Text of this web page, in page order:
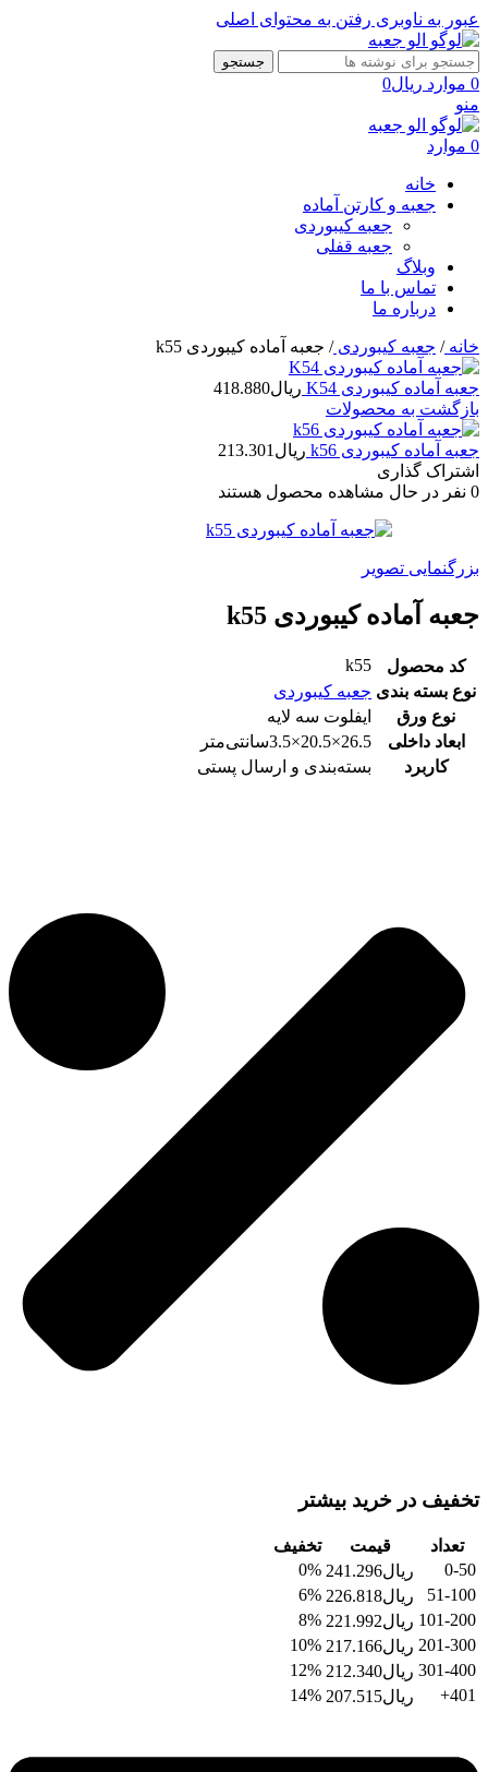
عبور به ناوبری رفتن به محتوای اصلی
جستجو
0 موارد ریال0
منو
0 موارد
خانه
جعبه و کارتن آماده
جعبه کیبوردی
جعبه قفلی
وبلاگ
تماس با ما
درباره ما
خانه/ جعبه کیبوردی/ جعبه آماده کیبوردی k55
جعبه آماده کیبوردی K54 ریال418.880
بازگشت به محصولات
جعبه آماده کیبوردی k56 ریال 213.301
اشتراک گذاری
0 نفر در حال مشاهده محصول هستند
بزرگنمایی تصویر
جعبه آماده کیبوردی k55
کد محصول
k55
نوع بسته بندی جعبه کیبوردی
نوع ورق
ایفلوت سه لایه
ابعاد داخلی
26.5×20.5×3.5سانتی‌متر
کاربرد
بسته‌بندی و ارسال پستی
تخفیف در خرید بیشتر
تعداد قیمت
تخفیف
0-50
ریال241.296
0%
51-100
ریال226.818
6%
101-200 ریال221.992
8%
201-300 ریال217.166
10%
301-400 ریال212.340
12%
401+
ریال207.515
14%